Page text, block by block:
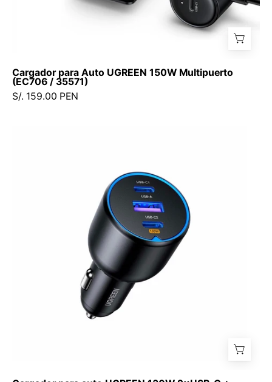
Cargador para Auto UGREEN 150W Multipuerto
(EC706 / 35571)
S/. 159.00 PEN
UGREEN
130W
2×USB-
C
+
1×USB-
A
(EC705